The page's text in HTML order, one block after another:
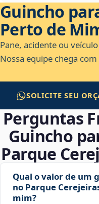
Guincho
Perto de
Pane, acidente ou
Nossa equipe chega
SOLICITE SEU
Perguntas
Guincho
Parque
Qual o valor de um
no Parque
mim?